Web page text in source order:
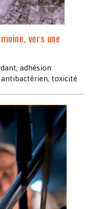
vers une
adhésion
antibactérien, toxicité